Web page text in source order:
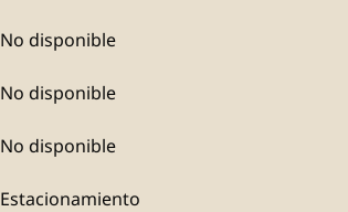
No disponible
No disponible
No disponible
Estacionamiento